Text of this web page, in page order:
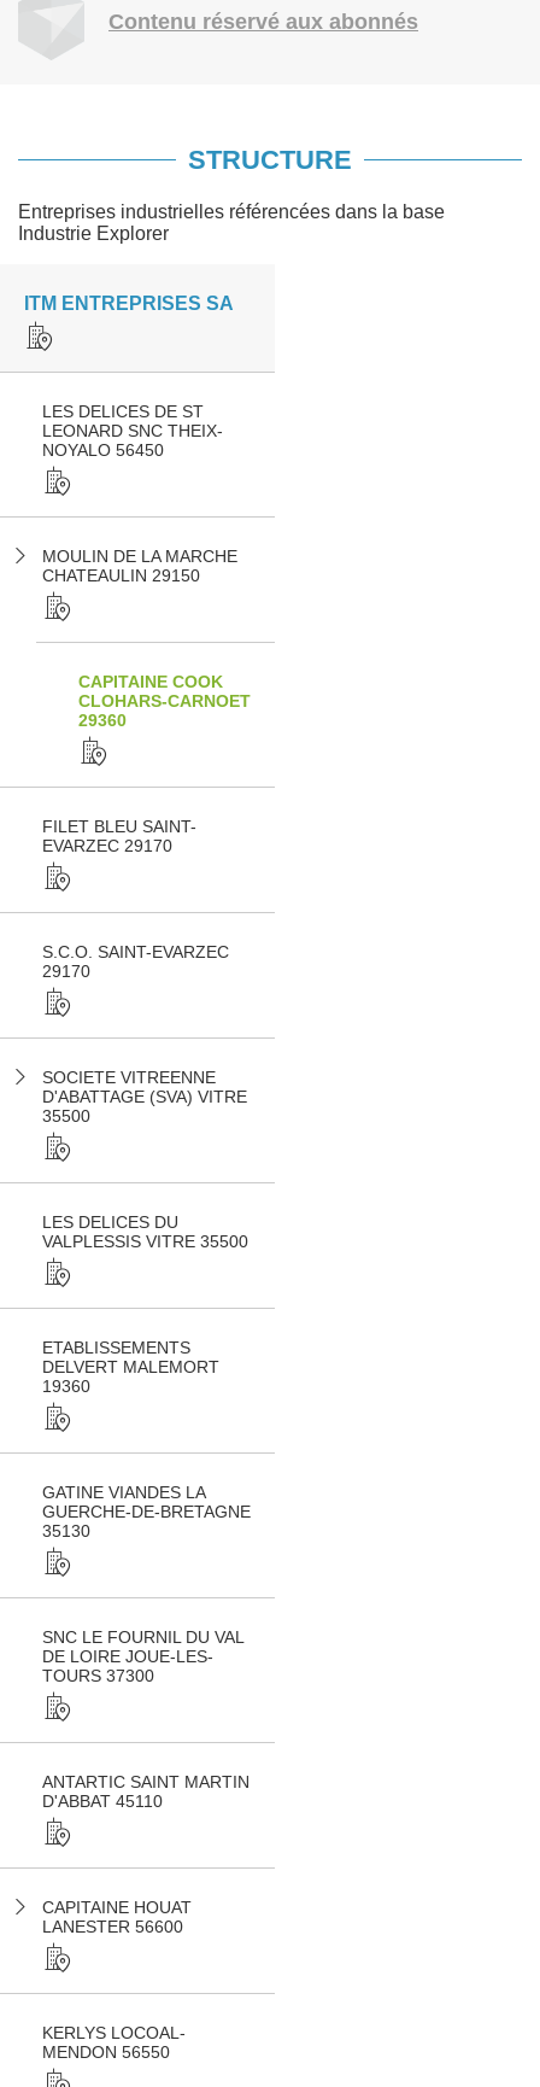
Contenu réservé aux abonnés
STRUCTURE
Entreprises industrielles référencées dans la base
Industrie Explorer
ITM ENTREPRISES SA
LES DELICES DE ST
LEONARD SNC THEIX-
NOYALO 56450
MOULIN DE LA MARCHE
CHATEAULIN 29150
CAPITAINE COOK
CLOHARS-CARNOET
29360
FILET BLEU SAINT-
EVARZEC 29170
S.C.O. SAINT-EVARZEC
29170
SOCIETE VITREENNE
D'ABATTAGE (SVA) VITRE
35500
LES DELICES DU
VALPLESSIS VITRE 35500
ETABLISSEMENTS
DELVERT MALEMORT
19360
GATINE VIANDES LA
GUERCHE-DE-BRETAGNE
35130
SNC LE FOURNIL DU VAL
DE LOIRE JOUE-LES-
TOURS 37300
ANTARTIC SAINT MARTIN
D'ABBAT 45110
CAPITAINE HOUAT
LANESTER 56600
KERLYS LOCOAL-
MENDON 56550